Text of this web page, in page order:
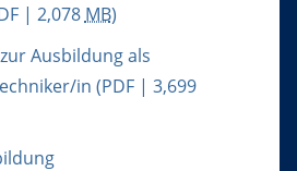
| 2,078 MB)
Ausbildung als
in (PDF | 3,699